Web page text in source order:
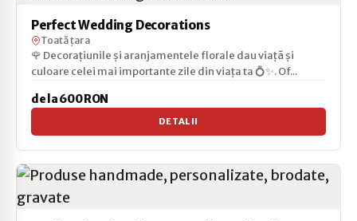
Perfect Wedding Decorations
Toată țara
🌹 Decorațiunile și aranjamentele florale dau viață și
culoare celei mai importante zile din viața ta 💍✨. Of...
de la 600 RON
DETALII